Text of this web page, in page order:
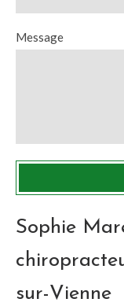
Message
Sophie
sur-Vienne